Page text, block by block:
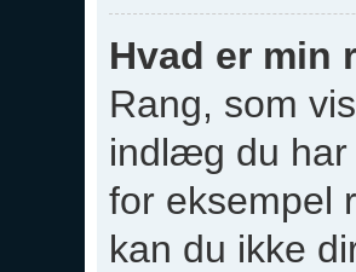
Hvad er min
Rang, som
indlæg du
for eksempel
kan du ikke